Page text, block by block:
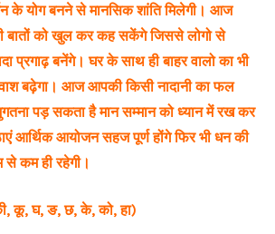
के योग बनने से मानसिक शांति मिलेगी। आज
को खुल कर कह सकेंगे जिससे लोगो से
प्रगाढ़ बनेंगे। घर के साथ ही बाहर वालो का भी
बढ़ेगा। आज आपकी किसी नादानी का फल
पड़ सकता है मान सम्मान को ध्यान में रख कर
आर्थिक आयोजन सहज पूर्ण होंगे फिर भी धन की
कम ही रहेगी।
कू, घ, ङ, छ, के, को, हा)